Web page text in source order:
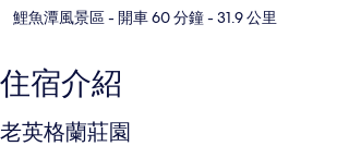
鯉魚潭風景區- 開車 60 分鐘- 31.9 公里
住宿介紹
老英格蘭莊園